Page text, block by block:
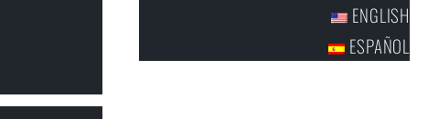
ENGLISH
ESPAÑOL